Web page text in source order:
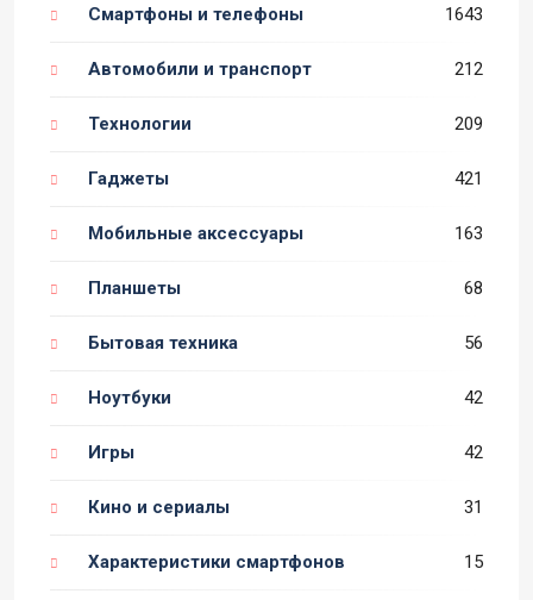
Смартфоны и телефоны 1643
Автомобили и транспорт 212
Технологии 209
Гаджеты 421
Мобильные аксессуары 163
Планшеты 68
Бытовая техника 56
Ноутбуки 42
Игры 42
Кино и сериалы 31
Характеристики смартфонов 15